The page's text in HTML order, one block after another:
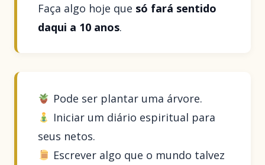
Faça algo hoje que só fará sentido
daqui a 10 anos.
Pode ser plantar uma árvore.
Iniciar um diário espiritual para
seus netos.
Escrever algo que o mundo talvez